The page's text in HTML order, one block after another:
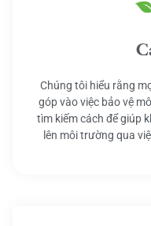
Chúng tôi hiểu rằng
góp vào việc bảo vệ
tìm kiếm cách để giúp
lên môi trường qua